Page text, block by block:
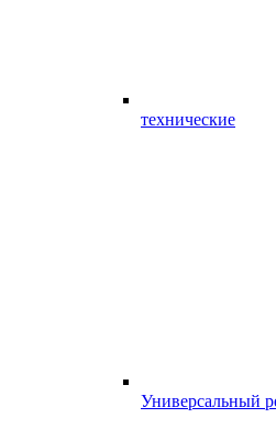
технические
Универсальный